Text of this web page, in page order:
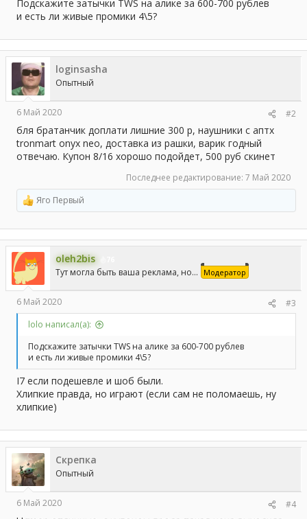
Подскажите затычки TWS на алике за 600-700 рублев
и есть ли живые промики 4\5?
loginsasha
Опытный
6 Май 2020 #2
бля братанчик доплати лишние 300 р, наушники с аптх
tronmart onyx neo, доставка из рашки, варик годный
отвечаю. Купон 8/16 хорошо подойдет, 500 руб скинет
Последнее редактирование: 7 Май 2020
Р
е
а
к
ц
и
и
:
Яго Первый
oleh2bis
Тут могла быть ваша реклама, но... Модератор
6 Май 2020
#3
lolo написал(а):
Подскажите затычки TWS на алике за 600-700 рублев
и есть ли живые промики 4\5?
I7 если подешевле и шоб были.
Хлипкие правда, но играют (если сам не поломаешь, ну
хлипкие)
Скрепка
Опытный
6 Май 2020 #4